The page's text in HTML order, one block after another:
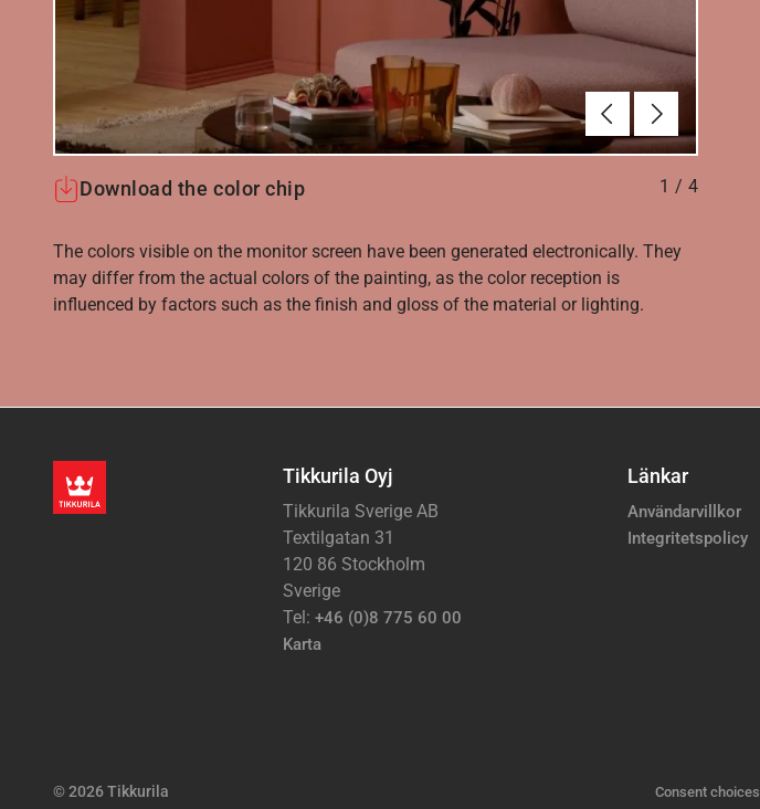
Föregående
Nästa
Download the color chip 1 / 4
The colors visible on the monitor screen have been generated electronically. They
may differ from the actual colors of the painting, as the color reception is
influenced by factors such as the finish and gloss of the material or lighting.
Tikkurila Oyj
Tikkurila Sverige AB
Textilgatan 31
120 86 Stockholm
Sverige
Tel: +46 (0)8 775 60 00
Karta
Länkar
Användarvillkor
Integritetspolicy
© 2026 Tikkurila Consent choices